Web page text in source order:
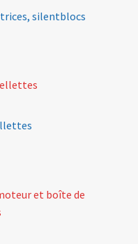
silentblocs